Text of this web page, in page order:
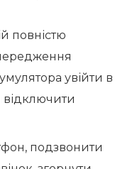
повністю
увійти в
відключити
подзвонити